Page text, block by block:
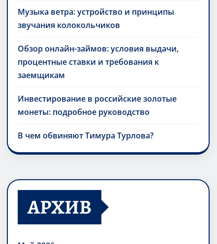
Музыка ветра: устройство и принципы
звучания колокольчиков
Обзор онлайн-займов: условия выдачи,
процентные ставки и требования к
заемщикам
Инвестирование в российские золотые
монеты: подробное руководство
В чем обвиняют Тимура Турлова?
АРХИВ